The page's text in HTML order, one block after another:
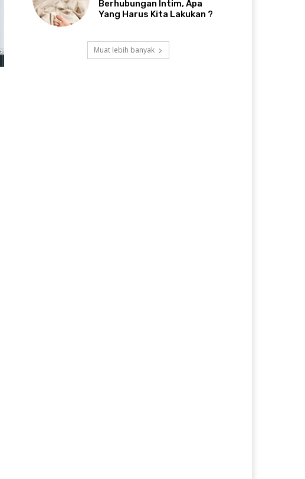
Berhubungan Intim, Apa
Yang Harus Kita Lakukan ?
Muat lebih banyak